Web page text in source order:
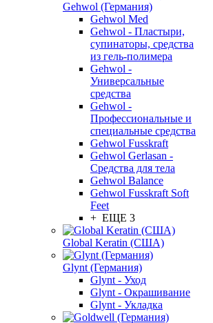
Gehwol (Германия)
Gehwol Med
Gehwol - Пластыри,
супинаторы, средства
из гель-полимера
Gehwol -
Универсальные
средства
Gehwol -
Профессиональные и
специальные средства
Gehwol Fusskraft
Gehwol Gerlasan -
Средства для тела
Gehwol Balance
Gehwol Fusskraft Soft
Feet
+ ЕЩЕ 3
Global Keratin (США)
Glynt (Германия)
Glynt - Уход
Glynt - Окрашивание
Glynt - Укладка